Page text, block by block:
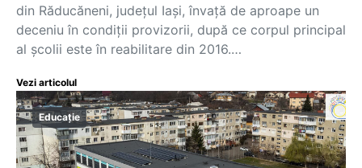
din Răducăneni, județul Iași, învață de aproape un
deceniu în condiții provizorii, după ce corpul principal
al școlii este în reabilitare din 2016.…
Vezi articolul
Educație